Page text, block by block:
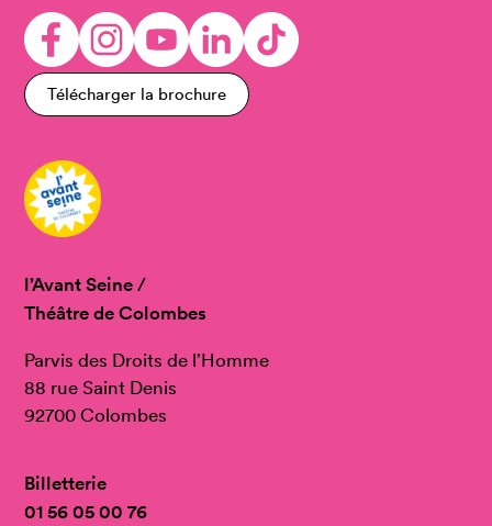
Télécharger la brochure
l’Avant Seine /
Théâtre de Colombes
Parvis des Droits de l’Homme
88 rue Saint Denis
92700 Colombes
Billetterie
01 56 05 00 76